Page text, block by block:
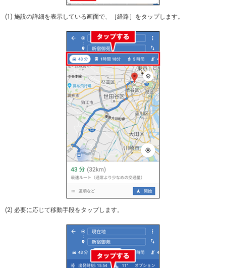
(1) 施設の詳細を表示している画面で、［経路］をタップします。
(2) 必要に応じて移動手段をタップします。